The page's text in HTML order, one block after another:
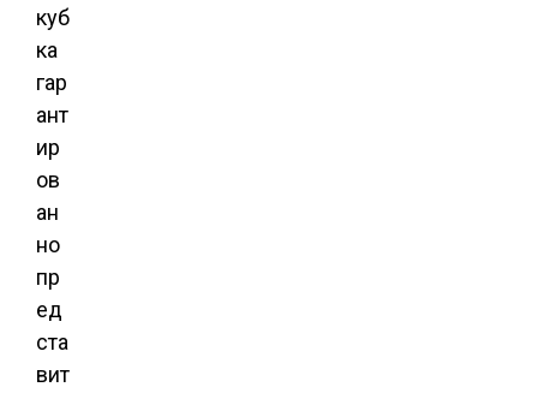
куб
ка
гар
ант
ир
ов
ан
но
пр
ед
ста
вит